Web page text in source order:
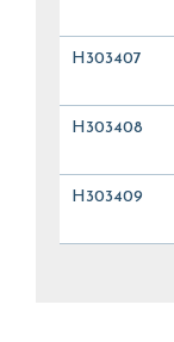
H303407
H303408
H303409